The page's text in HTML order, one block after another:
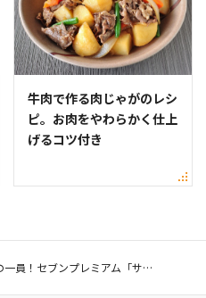
牛肉で作る肉じゃがのレシ
ピ。お肉をやわらかく仕上
げるコツ付き
お助け食材の一員！セブンプレミアム「サラダチキン」でつくるおつまみレシピ2選